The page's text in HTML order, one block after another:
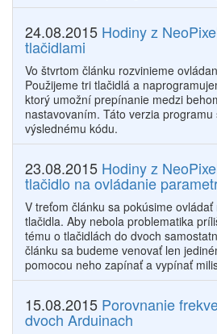
24.08.2015 Hodiny z
tlačidlami
Vo štvrtom článku rozvinieme
Použijeme tri tlačidlá a
ktorý umožní prepínanie medzi
nastavovaním. Táto verzia
výslednému kódu.
23.08.2015 Hodiny z
tlačidlo na ovládanie
V treťom článku sa pokúsime
tlačidla. Aby nebola problematika
tému o tlačidlách do dvoch
článku sa budeme venovať len
pomocou neho zapínať a vypínať
15.08.2015 Porovnanie
dvoch Arduinach